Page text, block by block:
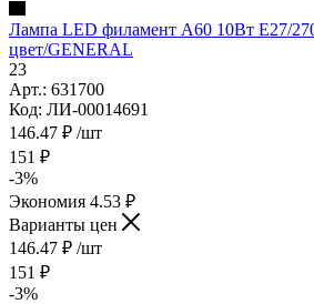
Лампа LED филамент A60 10Вт Е27/
цвет/GENERAL
23
Арт.: 631700
Код: ЛИ-00014691
146.47 ₽ /шт
151 ₽
-3%
Экономия 4.53 ₽
Варианты цен
146.47 ₽ /шт
151 ₽
-3%